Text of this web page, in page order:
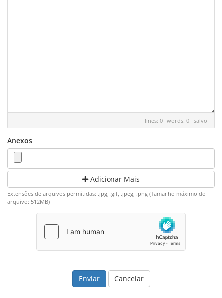
lines: 0 words: 0 salvo
Anexos
Adicionar Mais
Extensões de arquivos permitidas: .jpg, .gif, .jpeg, .png (Tamanho máximo do
arquivo: 512MB)
Cancelar